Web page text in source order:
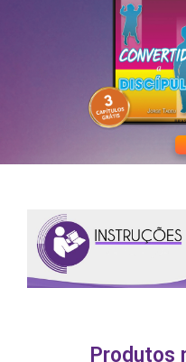
Produtos